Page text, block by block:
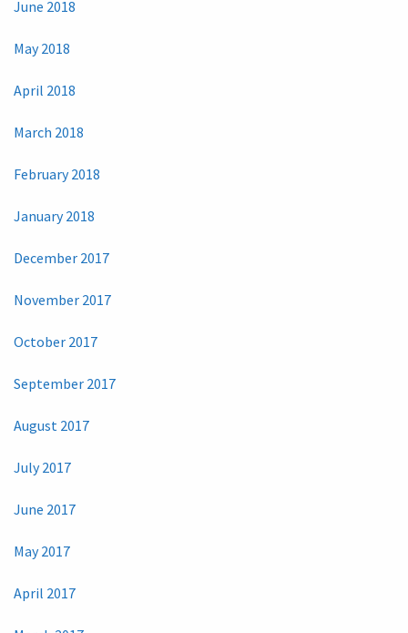
June 2018
May 2018
April 2018
March 2018
February 2018
January 2018
December 2017
November 2017
October 2017
September 2017
August 2017
July 2017
June 2017
May 2017
April 2017